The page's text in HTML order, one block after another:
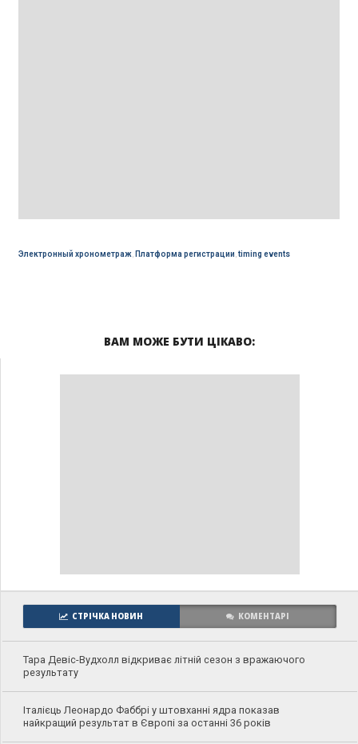
Электронный хронометраж, Платформа регистрации,timing events
ВАМ МОЖЕ БУТИ ЦІКАВО:
СТРІЧКА НОВИН КОМЕНТАРІ
Тара Девіс-Вудхолл відкриває літній сезон з вражаючого
результату
Італієць Леонардо Фаббрі у штовханні ядра показав
найкращий результат в Європі за останні 36 років